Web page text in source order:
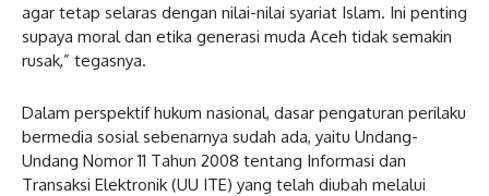
agar tetap selaras dengan nilai-nilai syariat Islam. Ini penting
supaya moral dan etika generasi muda Aceh tidak semakin
rusak,” tegasnya.
Dalam perspektif hukum nasional, dasar pengaturan perilaku
bermedia sosial sebenarnya sudah ada, yaitu Undang-
Undang Nomor 11 Tahun 2008 tentang Informasi dan
Transaksi Elektronik (UU ITE) yang telah diubah melalui